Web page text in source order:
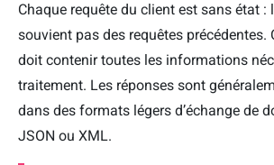
Chaque requête du client est sans état :
souvient pas des requêtes précédentes.
doit contenir toutes les informations
traitement. Les réponses sont
dans des formats légers d’échange de
JSON ou XML.